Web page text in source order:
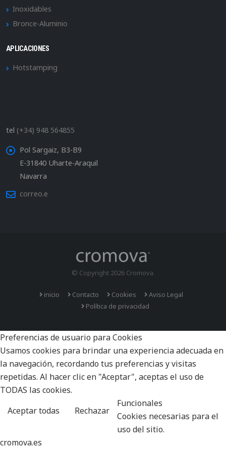
Inoxidables
Bronce-Aluminio
APLICACIONES
Hotstamping
tel (+34) 948 564855
Pol Sargaiz, B3-B9
E-31840 Uharte-Araquil
Navarra
correo.e
© Copyright 2026 Cromova.
inicio Contacto Cookies
Aviso Legal
Política de privacidad
Preferencias de usuario para Cookies
Usamos cookies para brindar una experiencia adecuada en
la navegación, recordando tus preferencias y visitas
repetidas. Al hacer clic en "Aceptar", aceptas el uso de
TODAS las cookies.
Aceptar todas
Rechazar
Funcionales
Cookies necesarias para el
uso del sitio.
cromova.es